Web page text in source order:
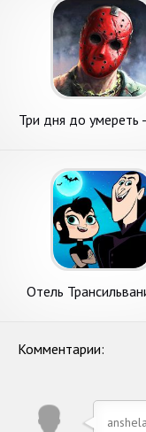
Три дня до умереть
Отель
Комментарии: